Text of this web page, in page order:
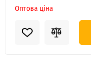
Оптова ціна